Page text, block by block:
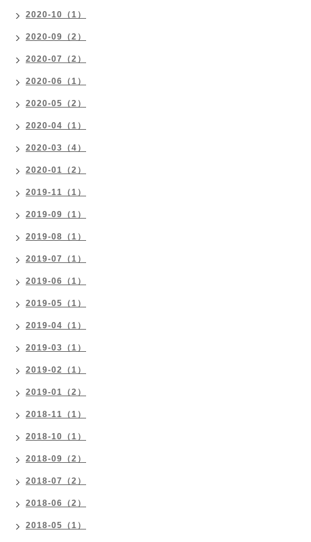
2020-10（1）
2020-09（2）
2020-07（2）
2020-06（1）
2020-05（2）
2020-04（1）
2020-03（4）
2020-01（2）
2019-11（1）
2019-09（1）
2019-08（1）
2019-07（1）
2019-06（1）
2019-05（1）
2019-04（1）
2019-03（1）
2019-02（1）
2019-01（2）
2018-11（1）
2018-10（1）
2018-09（2）
2018-07（2）
2018-06（2）
2018-05（1）